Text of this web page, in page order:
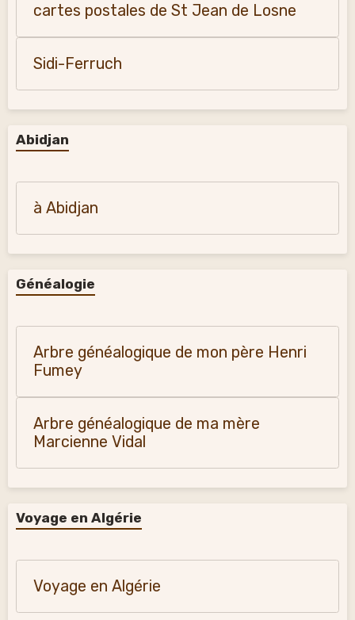
cartes postales de St Jean de Losne
Sidi-Ferruch
Abidjan
à Abidjan
Généalogie
Arbre généalogique de mon père Henri
Fumey
Arbre généalogique de ma mère
Marcienne Vidal
Voyage en Algérie
Voyage en Algérie